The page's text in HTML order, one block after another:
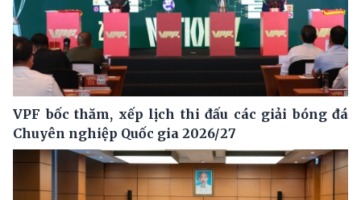
VPF bốc thăm, xếp lịch thi đấu các giải bóng đá
Chuyên nghiệp Quốc gia 2026/27